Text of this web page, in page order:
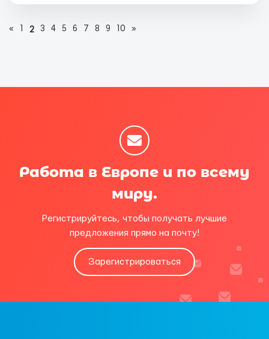
« 2 3 4 5 6 7 8 9 10 »
Работа в Европе и по всему
миру.
Регистрируйтесь, чтобы получать лучшие
предложения прямо на почту!
Зарегистрироваться